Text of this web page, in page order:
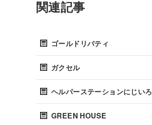
関連記事
ゴールドリバティ
ガクセル
ヘルパーステーションにじいろ
GREEN HOUSE